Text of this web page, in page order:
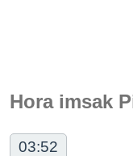
Hora imsak
03:52